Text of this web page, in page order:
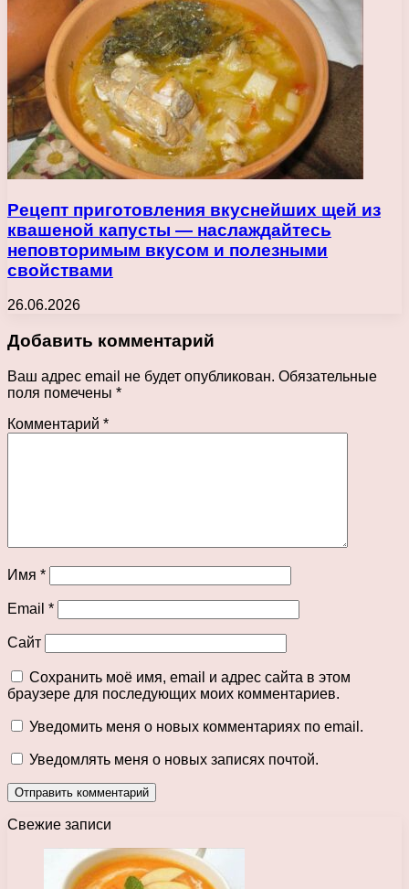
Рецепт приготовления вкуснейших щей из
квашеной капусты — наслаждайтесь
неповторимым вкусом и полезными
свойствами
26.06.2026
Добавить комментарий
Ваш адрес email не будет опубликован. Обязательные
поля помечены *
Комментарий *
Имя *
Email *
Сайт
Сохранить моё имя, email и адрес сайта в этом
браузере для последующих моих комментариев.
Уведомить меня о новых комментариях по email.
Уведомлять меня о новых записях почтой.
Свежие записи